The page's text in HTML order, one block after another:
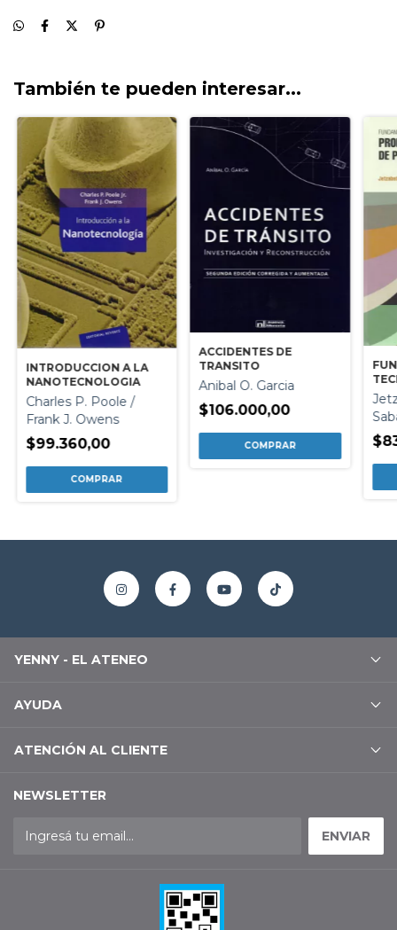
También te pueden interesar...
INTRODUCCION A LA
NANOTECNOLOGIA
Charles P. Poole /
Frank J. Owens
$99.360,00
ACCIDENTES DE
TRANSITO
Anibal O. Garcia
$106.000,00
YENNY - EL ATENEO
AYUDA
ATENCIÓN AL CLIENTE
NEWSLETTER